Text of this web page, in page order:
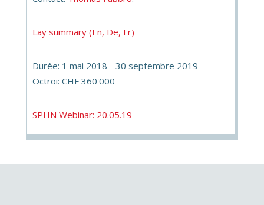
Lay summary (En, De, Fr)
Durée: 1 mai 2018 - 30 septembre 2019
Octroi: CHF 360'000
SPHN Webinar: 20.05.19